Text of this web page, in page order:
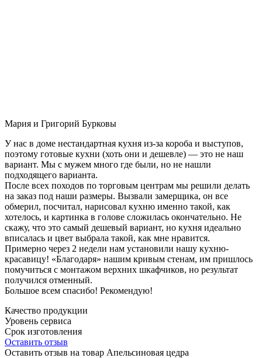
Мария и Григорий Бурковы
У нас в доме нестандартная кухня из-за короба и выступов,
поэтому готовые кухни (хоть они и дешевле) — это не наш
вариант. Мы с мужем много где были, но не нашли
подходящего варианта.
После всех походов по торговым центрам мы решили делать
на заказ под наши размеры. Вызвали замерщика, он все
обмерил, посчитал, нарисовал кухню именно такой, как
хотелось, и картинка в голове сложилась окончательно. Не
скажу, что это самый дешевый вариант, но кухня идеально
вписалась и цвет выбрала такой, как мне нравится.
Примерно через 2 недели нам установили нашу кухню-
красавицу! «Благодаря» нашим кривым стенам, им пришлось
помучиться с монтажом верхних шкафчиков, но результат
получился отменный.
Большое всем спасибо! Рекомендую!
Качество продукции
Уровень сервиса
Срок изготовления
Оставить отзыв
Оставить отзыв на товар Апельсиновая цедра